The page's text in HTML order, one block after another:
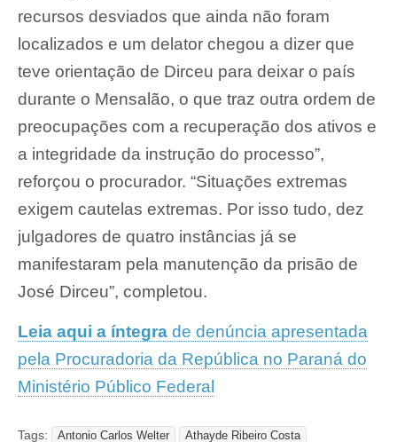
recursos desviados que ainda não foram
localizados e um delator chegou a dizer que
teve orientação de Dirceu para deixar o país
durante o Mensalão, o que traz outra ordem de
preocupações com a recuperação dos ativos e
a integridade da instrução do processo”,
reforçou o procurador. “Situações extremas
exigem cautelas extremas. Por isso tudo, dez
julgadores de quatro instâncias já se
manifestaram pela manutenção da prisão de
José Dirceu”, completou.
Leia aqui a íntegra de denúncia apresentada
pela Procuradoria da República no Paraná do
Ministério Público Federal
Tags: Antonio Carlos Welter Athayde Ribeiro Costa